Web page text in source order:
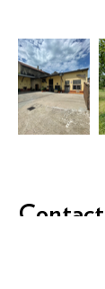
Contact